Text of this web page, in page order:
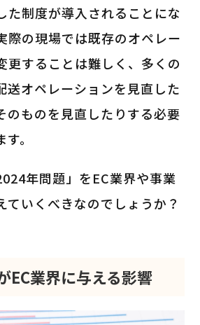
た制度が導入されることにな
際の現場では既存のオペレー
更することは難しく、多くの
送オペレーションを見直した
のものを見直したりする必要
。
年問題」をEC業界や事業
ていくべきなのでしょうか？
EC業界に与える影響